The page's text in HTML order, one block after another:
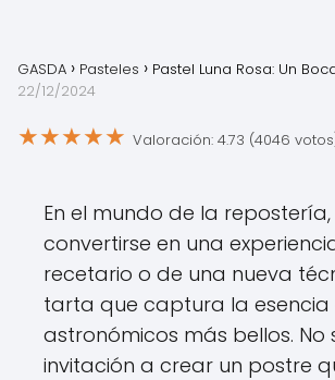
GASDA Pasteles
Pastel Luna Rosa: Un
22/12/2024
★★★★★ Valoración: 4.73 (4046
En el mundo de la
convertirse en una
recetario o de una nueva
tarta que captura la esencia
astronómicos más bellos.
invitación a crear un postre